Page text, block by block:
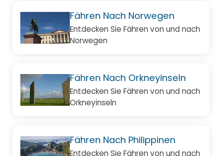
Fähren Nach Norwegen
Entdecken Sie Fähren von und nach
Norwegen
Fähren Nach Orkneyinseln
Entdecken Sie Fähren von und nach
Orkneyinseln
Fähren Nach Philippinen
Entdecken Sie Fähren von und nach